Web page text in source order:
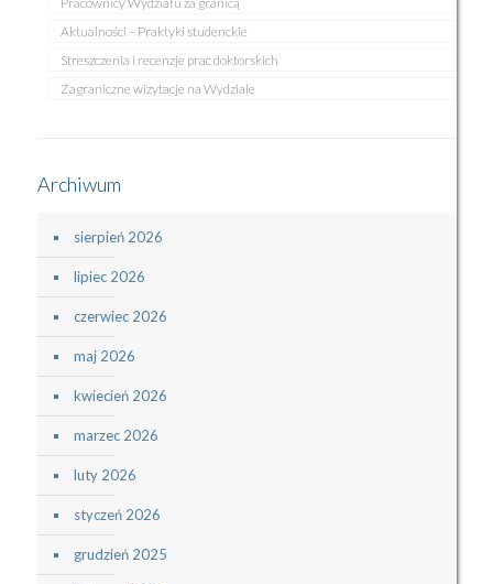
Aktualności – Praktyki studenckie
Streszczenia i recenzje prac doktorskich
Zagraniczne wizytacje na Wydziale
Archiwum
sierpień 2026
lipiec 2026
czerwiec 2026
maj 2026
kwiecień 2026
marzec 2026
luty 2026
styczeń 2026
grudzień 2025